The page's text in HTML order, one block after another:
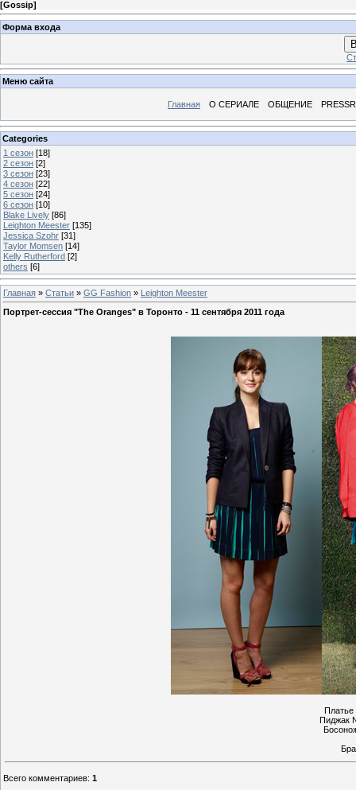
[Gossip]
Форма входа
Меню сайта
Главная О СЕРИАЛЕ ОБЩЕНИЕ
Categories
1 сезон [18]
2 сезон [2]
3 сезон [23]
4 сезон [22]
5 сезон [24]
6 сезон [10]
Blake Lively [86]
Leighton Meester [135]
Jessica Szohr [31]
Taylor Momsen [14]
Kelly Rutherford [2]
others [6]
Главная » Статьи » GG Fashion » Leighton Meester
Портрет-сессия "The Oranges" в Торонто - 11 сентября 2011 года
Пиджак
Всего комментариев: 1